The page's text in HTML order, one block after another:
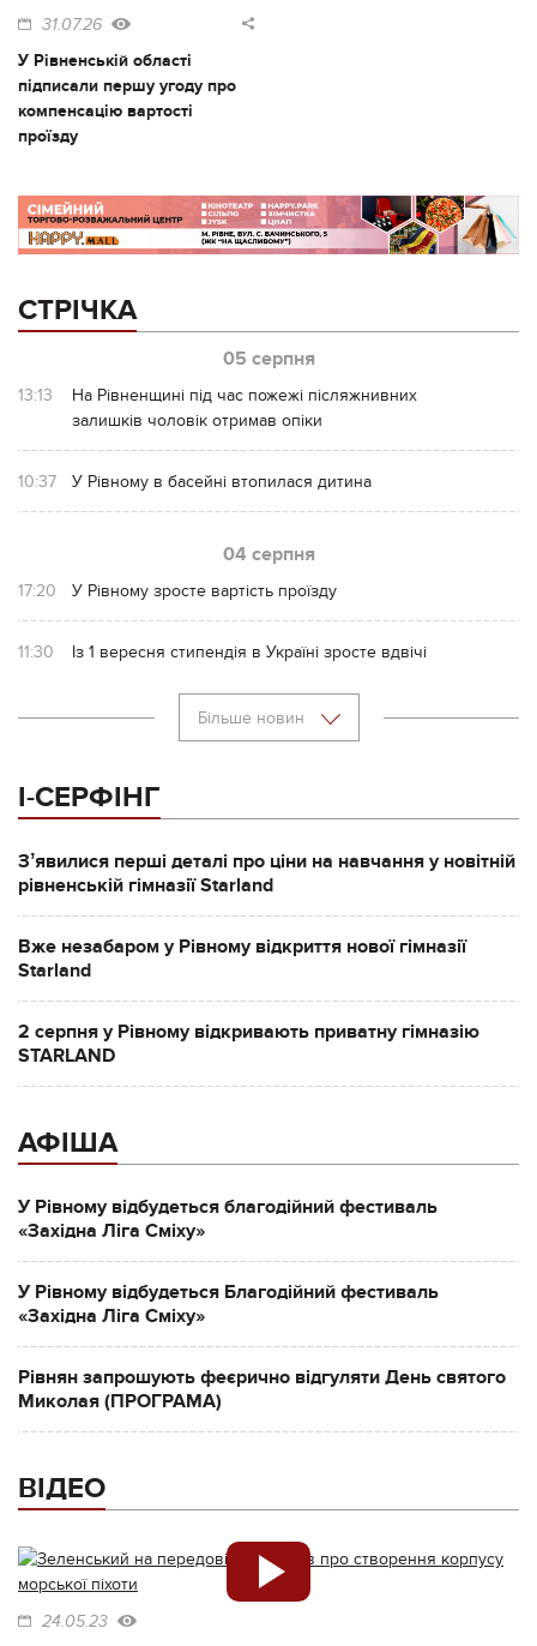
31.07.26
У Рівненській області
підписали першу угоду про
компенсацію вартості
проїзду
СТРІЧКА
05 серпня
13:13
На Рівненщині під час пожежі післяжнивних
залишків чоловік отримав опіки
10:37 У Рівному в басейні втопилася дитина
04 серпня
17:20 У Рівному зросте вартість проїзду
11:30 Із 1 вересня стипендія в Україні зросте вдвічі
Більше новин
І-СЕРФІНГ
Зʼявилися перші деталі про ціни на навчання у новітній
рівненській гімназії Starland
Вже незабаром у Рівному відкриття нової гімназії
Starland
2 серпня у Рівному відкривають приватну гімназію
STARLAND
АФІША
У Рівному відбудеться благодійний фестиваль
«Західна Ліга Сміху»
У Рівному відбудеться Благодійний фестиваль
«Західна Ліга Сміху»
Рівнян запрошують феєрично відгуляти День святого
Миколая (ПРОГРАМА)
ВІДЕО
24.05.23